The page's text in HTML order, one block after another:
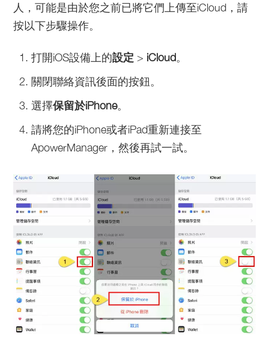
人，可能是由於您之前已將它們上傳至iCloud，請
按以下步驟操作。
打開iOS設備上的設定 > iCloud。
關閉聯絡資訊後面的按鈕。
選擇保留於iPhone。
請將您的iPhone或者iPad重新連接至
ApowerManager，然後再試一試。